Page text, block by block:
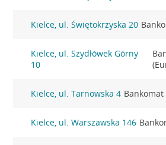
Kielce, ul. Świętokrzyska 20
Kielce, ul. Szydłówek Górny
10
Kielce, ul. Tarnowska 4
Kielce, ul. Warszawska 146